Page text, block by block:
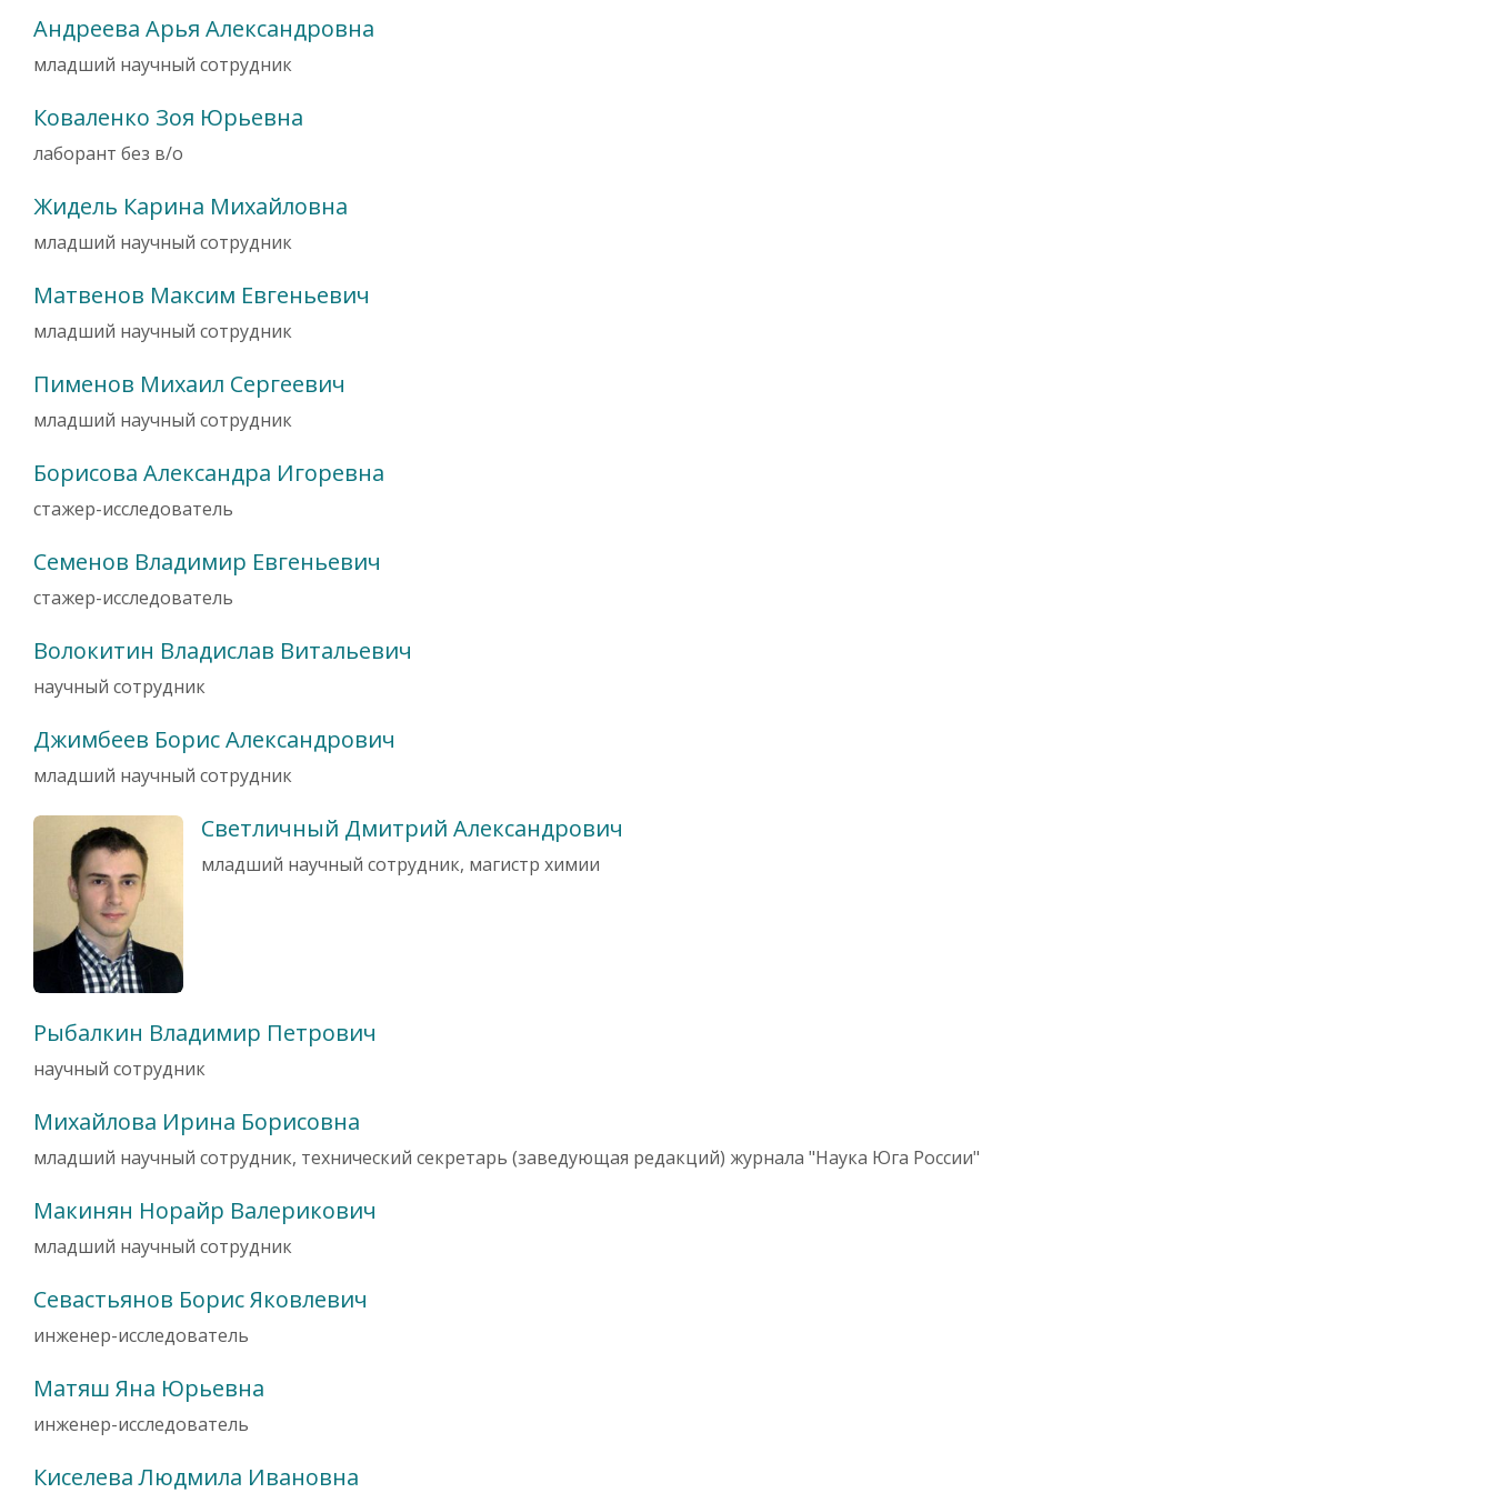
Андреева Арья Александровна
младший научный сотрудник
Коваленко Зоя Юрьевна
лаборант без в/о
Жидель Карина Михайловна
младший научный сотрудник
Матвенов Максим Евгеньевич
младший научный сотрудник
Пименов Михаил Сергеевич
младший научный сотрудник
Борисова Александра Игоревна
стажер-исследователь
Семенов Владимир Евгеньевич
стажер-исследователь
Волокитин Владислав Витальевич
научный сотрудник
Джимбеев Борис Александрович
младший научный сотрудник
Светличный Дмитрий Александрович
младший научный сотрудник, магистр химии
Рыбалкин Владимир Петрович
научный сотрудник
Михайлова Ирина Борисовна
младший научный сотрудник, технический секретарь (заведующая редакций) журнала "Наука Юга России"
Макинян Норайр Валерикович
младший научный сотрудник
Севастьянов Борис Яковлевич
инженер-исследователь
Матяш Яна Юрьевна
инженер-исследователь
Киселева Людмила Ивановна